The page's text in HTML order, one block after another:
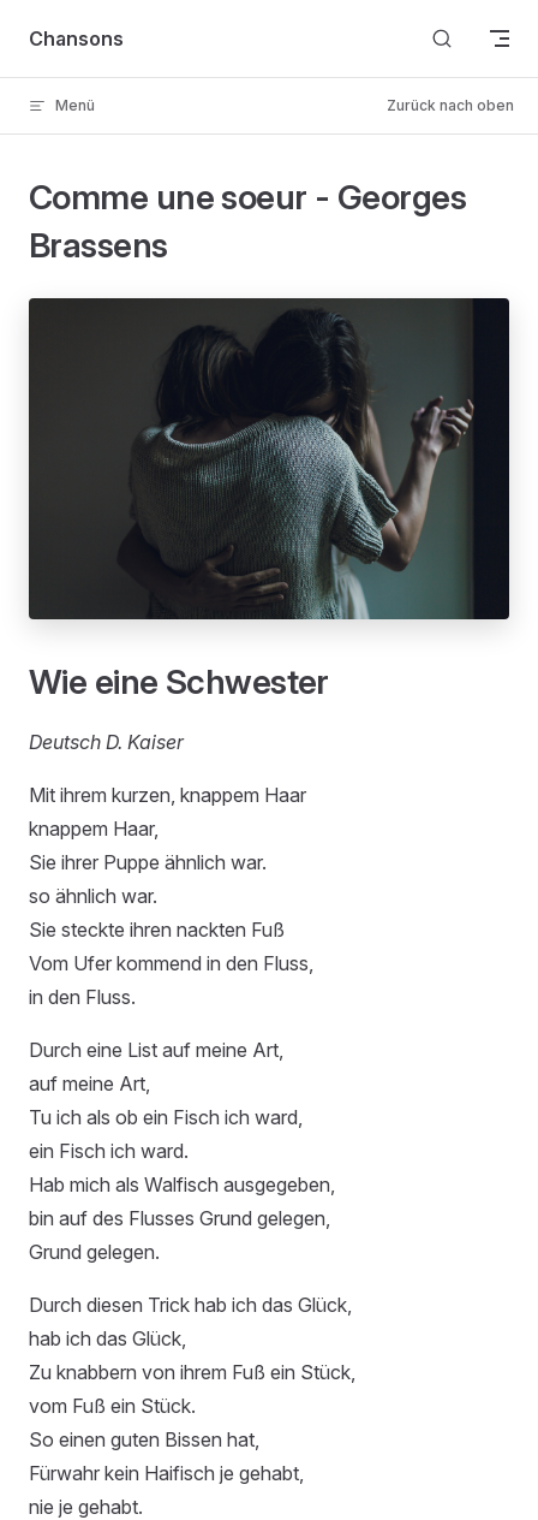
Skip to content
Chansons
Menü Zurück nach oben
Comme une soeur - Georges
Brassens
Wie eine Schwester
Deutsch D. Kaiser
Mit ihrem kurzen, knappem Haar
knappem Haar,
Sie ihrer Puppe ähnlich war.
so ähnlich war.
Sie steckte ihren nackten Fuß
Vom Ufer kommend in den Fluss,
in den Fluss.
Durch eine List auf meine Art,
auf meine Art,
Tu ich als ob ein Fisch ich ward,
ein Fisch ich ward.
Hab mich als Walfisch ausgegeben,
bin auf des Flusses Grund gelegen,
Grund gelegen.
Durch diesen Trick hab ich das Glück,
hab ich das Glück,
Zu knabbern von ihrem Fuß ein Stück,
vom Fuß ein Stück.
So einen guten Bissen hat,
Fürwahr kein Haifisch je gehabt,
nie je gehabt.